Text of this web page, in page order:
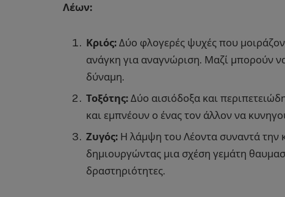
Λέων:
Κριός: Δύο φλογερές ψυχές που
ανάγκη για αναγνώριση. Μαζί μπορούν
δύναμη.
Τοξότης: Δύο αισιόδοξα και
και εμπνέουν ο ένας τον άλλον να
Ζυγός: Η λάμψη του Λέοντα συναντά την
δημιουργώντας μια σχέση γεμάτη
δραστηριότητες.